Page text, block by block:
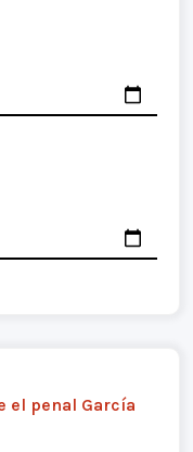
el penal García